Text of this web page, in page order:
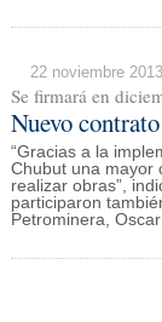
22 noviembre 2013
Se firmará en
Nuevo
“Gracias a la
Chubut una mayor
realizar obras”,
participaron
Petrominera, Oscar